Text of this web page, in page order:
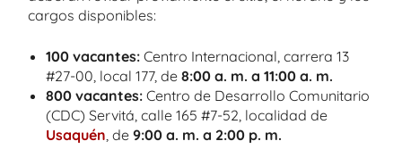
cargos disponibles:
100 vacantes: Centro Internacional, carrera 13
#27-00, local 177, de 8:00 a. m. a 11:00 a. m.
800 vacantes: Centro de Desarrollo Comunitario
(CDC) Servitá, calle 165 #7-52, localidad de
Usaquén, de 9:00 a. m. a 2:00 p. m.